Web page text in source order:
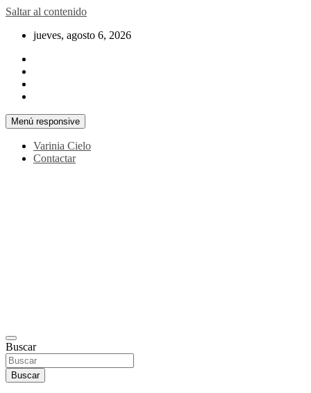
Saltar al contenido
jueves, agosto 6, 2026
Menú responsive
Varinia Cielo
Contactar
Buscar
Buscar